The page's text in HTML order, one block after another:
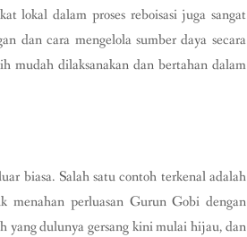
lokal dalam proses reboisasi juga sangat
dan cara mengelola sumber daya secara
mudah dilaksanakan dan bertahan dalam
biasa. Salah satu contoh terkenal adalah
perluasan Gurun Gobi dengan
yang dulunya gersang kini mulai hijau, dan